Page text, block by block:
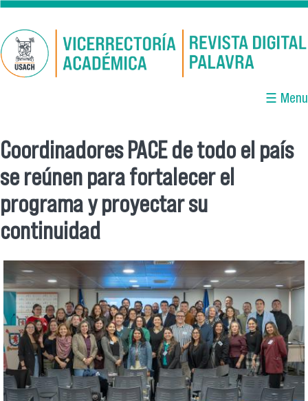
Pasar al contenido principal
☰ Menu
Se encuentra usted aquí
Coordinadores PACE de todo el país
se reúnen para fortalecer el
programa y proyectar su
continuidad